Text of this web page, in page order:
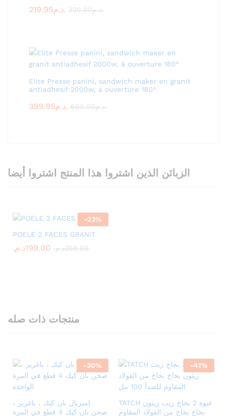
219.95 د.م. 320.00 د.م.
Elite Presse panini, sandwich maker en granit
antiadhesif 2000w, à ouverture 180°
399.95 د.م. 600.00 د.م.
الزبائن الذين اشتروا هذا المنتج اشتروا أيضا
-23%
POELE 2 FACES GRANIT
199.00د.م. 259.00د.م.
منتجات ذات صله
-30%
إمبريال بان كيك ، باغرير ،
صحن بان كيك 4 قطع في المرة
-41%
TATCH عبوة 2 بخاخ زيت زيتون
بخاخ بخاخ من الفولاذ المقاوم